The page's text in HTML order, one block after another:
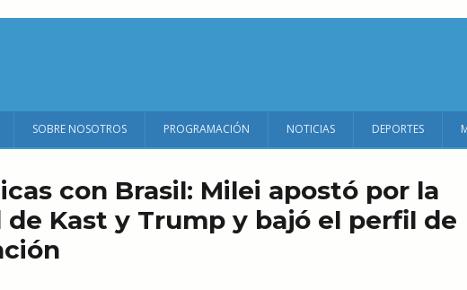
SOBRE NOSOTROS PROGRAMACIÓN NOTICIAS DEPORTES
con Brasil: Milei apostó por la
Kast y Trump y bajó el perfil de